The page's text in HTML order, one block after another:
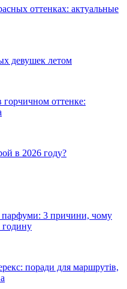
оттенках: актуальные
девушек летом
оттенке:
в 2026 году?
парфуми: 3 причини, чому
годину
поради для маршрутів,